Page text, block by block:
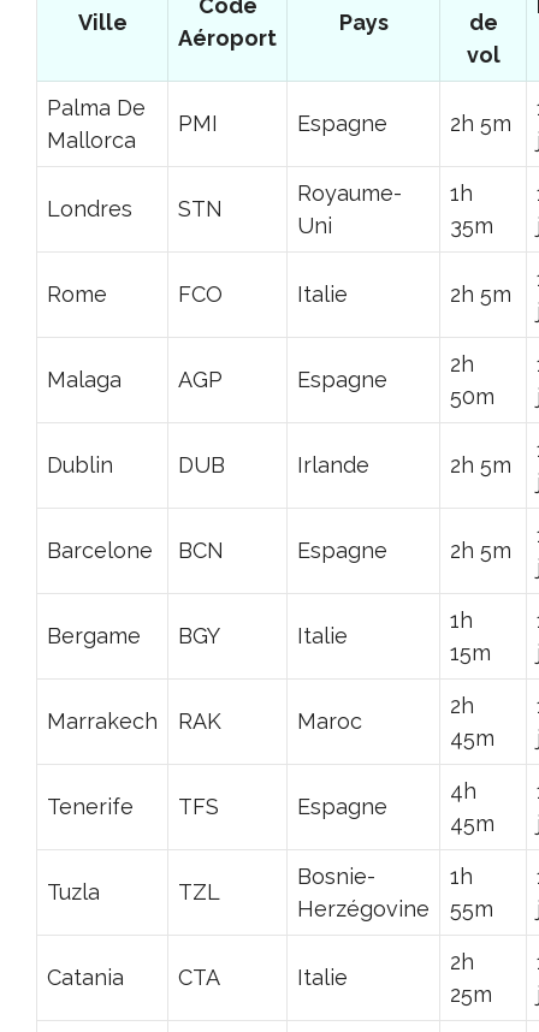
Ville
Aéroport
Pays
de
vol
Palma De
Mallorca
PMI Espagne 2h 5m
Londres STN
Royaume-
Uni
1h
35m
Rome FCO Italie 2h 5m
Malaga AGP Espagne
2h
50m
Dublin DUB Irlande 2h 5m
Barcelone BCN Espagne 2h 5m
Bergame BGY Italie
1h
15m
Marrakech RAK Maroc
2h
45m
Tenerife TFS Espagne
4h
45m
Tuzla TZL
Bosnie-
Herzégovine
1h
55m
Catania CTA Italie
2h
25m